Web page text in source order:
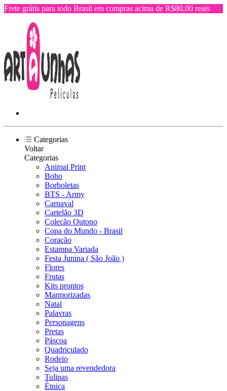
Frete grátis para todo Brasil em compras acima de R$80,00 reais
Categorias
Voltar
Categorias
Animal Print
Boho
Borboletas
BTS - Army
Carnaval
Cartelão 3D
Colecão Outono
Copa do Mundo - Brasil
Coração
Estampa Variada
Festa Junina ( São João )
Flores
Frutas
Kits prontos
Marmorizadas
Natal
Palavras
Personagens
Pretas
Páscoa
Quadriculado
Rodeio
Seja uma revendedora
Tulipas
Étnica